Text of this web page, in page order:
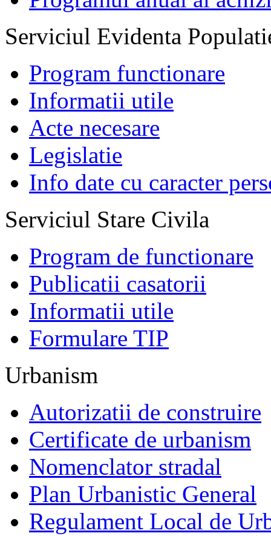
Serviciul Evidenta
Program functionare
Informatii utile
Acte necesare
Legislatie
Info date cu caracter
Serviciul Stare Civila
Program de functionare
Publicatii casatorii
Informatii utile
Formulare TIP
Urbanism
Autorizatii de construire
Certificate de urbanism
Nomenclator stradal
Plan Urbanistic General
Regulament Local de